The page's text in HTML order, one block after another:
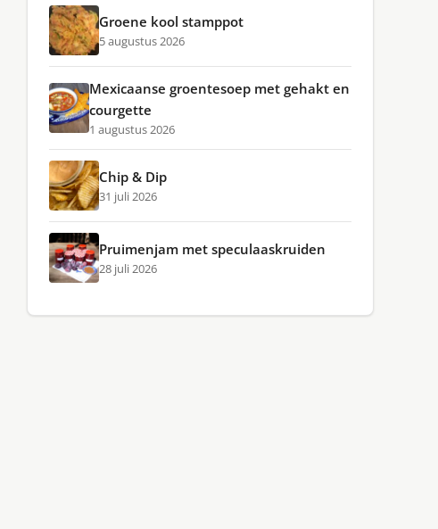
Groene kool stamppot
5 augustus 2026
Mexicaanse groentesoep met gehakt en
courgette
1 augustus 2026
Chip & Dip
31 juli 2026
Pruimenjam met speculaaskruiden
28 juli 2026